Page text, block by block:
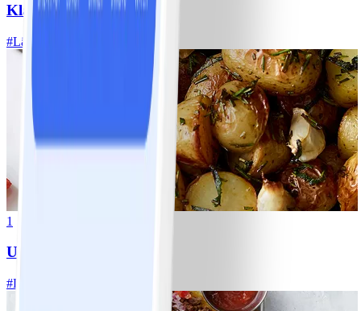
Klassisk vitkålssallad
#Lätt
1
Ugnsrostad potatis
#Lätt